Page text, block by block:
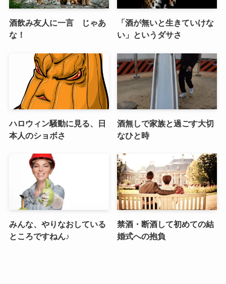
酒飲み友人に一言 じゃあ
な！
「酒が無いと生きていけな
い」というダサさ
ハロウィン騒動に見る、日
本人のショボさ
酒無しで家族と過ごす大切
なひと時
みんな、やりなおしている
ところですねん♪
禁酒・断酒して初めての結
婚式への抱負